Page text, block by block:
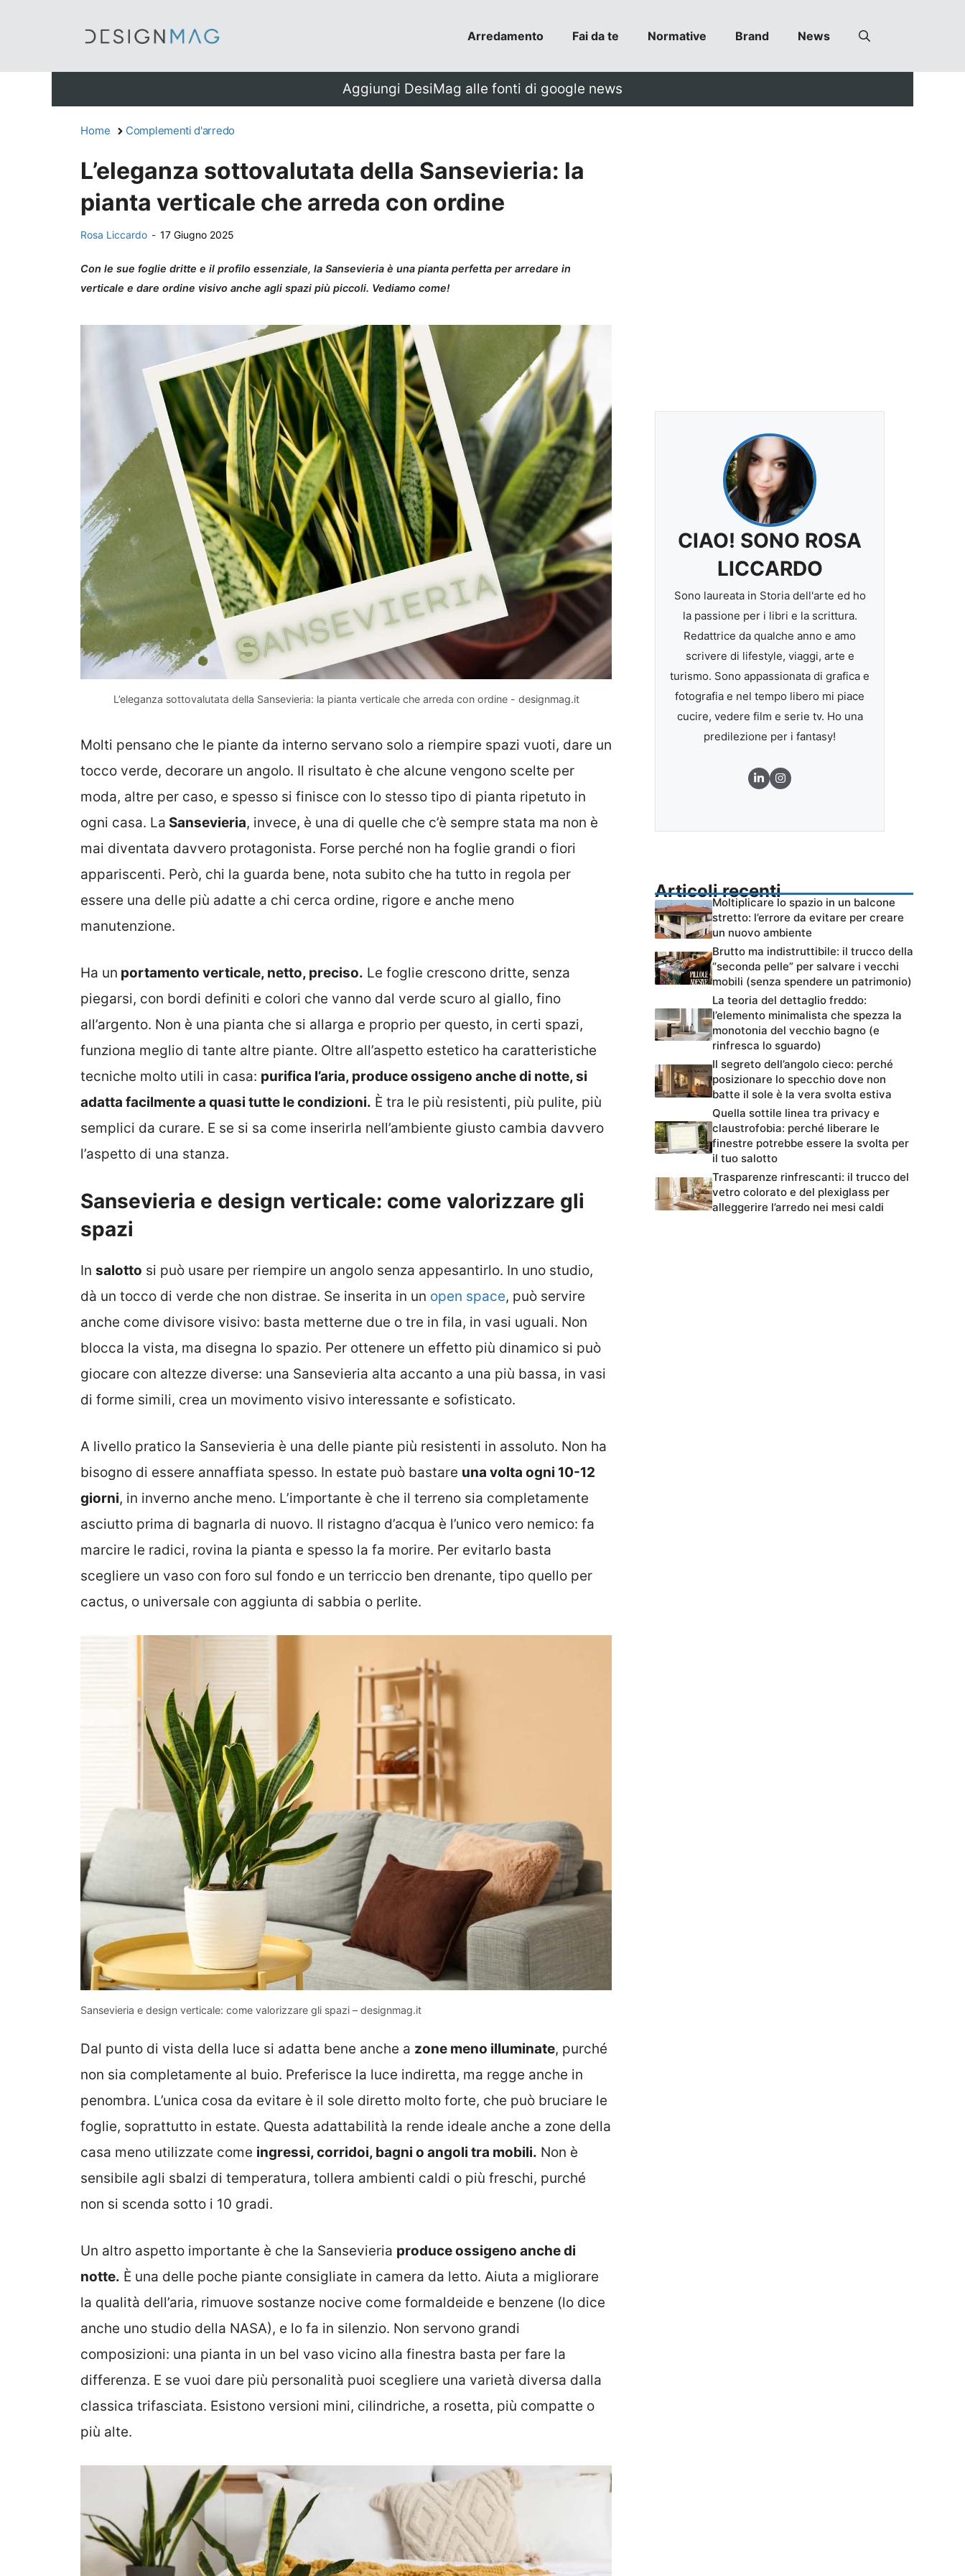
Arredamento Fai da te Normative Brand News
Aggiungi DesiMag alle fonti di google news
Home Complementi d'arredo
L’eleganza sottovalutata della Sansevieria: la
pianta verticale che arreda con ordine
Rosa Liccardo - 17 Giugno 2025
Con le sue foglie dritte e il profilo essenziale, la Sansevieria è una pianta perfetta per arredare in
verticale e dare ordine visivo anche agli spazi più piccoli. Vediamo come!
L’eleganza sottovalutata della Sansevieria: la pianta verticale che arreda con ordine - designmag.it
Molti pensano che le piante da interno servano solo a riempire spazi vuoti, dare un
tocco verde, decorare un angolo. Il risultato è che alcune vengono scelte per
moda, altre per caso, e spesso si finisce con lo stesso tipo di pianta ripetuto in
ogni casa. La Sansevieria, invece, è una di quelle che c’è sempre stata ma non è
mai diventata davvero protagonista. Forse perché non ha foglie grandi o fiori
appariscenti. Però, chi la guarda bene, nota subito che ha tutto in regola per
essere una delle più adatte a chi cerca ordine, rigore e anche meno
manutenzione.
Ha un portamento verticale, netto, preciso. Le foglie crescono dritte, senza
piegarsi, con bordi definiti e colori che vanno dal verde scuro al giallo, fino
all’argento. Non è una pianta che si allarga e proprio per questo, in certi spazi,
funziona meglio di tante altre piante. Oltre all’aspetto estetico ha caratteristiche
tecniche molto utili in casa: purifica l’aria, produce ossigeno anche di notte, si
adatta facilmente a quasi tutte le condizioni. È tra le più resistenti, più pulite, più
semplici da curare. E se si sa come inserirla nell’ambiente giusto cambia davvero
l’aspetto di una stanza.
Sansevieria e design verticale: come valorizzare gli
spazi
In salotto si può usare per riempire un angolo senza appesantirlo. In uno studio,
dà un tocco di verde che non distrae. Se inserita in un open space, può servire
anche come divisore visivo: basta metterne due o tre in fila, in vasi uguali. Non
blocca la vista, ma disegna lo spazio. Per ottenere un effetto più dinamico si può
giocare con altezze diverse: una Sansevieria alta accanto a una più bassa, in vasi
di forme simili, crea un movimento visivo interessante e sofisticato.
A livello pratico la Sansevieria è una delle piante più resistenti in assoluto. Non ha
bisogno di essere annaffiata spesso. In estate può bastare una volta ogni 10-12
giorni, in inverno anche meno. L’importante è che il terreno sia completamente
asciutto prima di bagnarla di nuovo. Il ristagno d’acqua è l’unico vero nemico: fa
marcire le radici, rovina la pianta e spesso la fa morire. Per evitarlo basta
scegliere un vaso con foro sul fondo e un terriccio ben drenante, tipo quello per
cactus, o universale con aggiunta di sabbia o perlite.
Sansevieria e design verticale: come valorizzare gli spazi – designmag.it
Dal punto di vista della luce si adatta bene anche a zone meno illuminate, purché
non sia completamente al buio. Preferisce la luce indiretta, ma regge anche in
penombra. L’unica cosa da evitare è il sole diretto molto forte, che può bruciare le
foglie, soprattutto in estate. Questa adattabilità la rende ideale anche a zone della
casa meno utilizzate come ingressi, corridoi, bagni o angoli tra mobili. Non è
sensibile agli sbalzi di temperatura, tollera ambienti caldi o più freschi, purché
non si scenda sotto i 10 gradi.
Un altro aspetto importante è che la Sansevieria produce ossigeno anche di
notte. È una delle poche piante consigliate in camera da letto. Aiuta a migliorare
la qualità dell’aria, rimuove sostanze nocive come formaldeide e benzene (lo dice
anche uno studio della NASA), e lo fa in silenzio. Non servono grandi
composizioni: una pianta in un bel vaso vicino alla finestra basta per fare la
differenza. E se vuoi dare più personalità puoi scegliere una varietà diversa dalla
classica trifasciata. Esistono versioni mini, cilindriche, a rosetta, più compatte o
più alte.
CIAO! SONO ROSA
LICCARDO
Sono laureata in Storia dell'arte ed ho
la passione per i libri e la scrittura.
Redattrice da qualche anno e amo
scrivere di lifestyle, viaggi, arte e
turismo. Sono appassionata di grafica e
fotografia e nel tempo libero mi piace
cucire, vedere film e serie tv. Ho una
predilezione per i fantasy!
Articoli recenti
Moltiplicare lo spazio in un balcone
stretto: l’errore da evitare per creare
un nuovo ambiente
Brutto ma indistruttibile: il trucco della
“seconda pelle” per salvare i vecchi
mobili (senza spendere un patrimonio)
La teoria del dettaglio freddo:
l’elemento minimalista che spezza la
monotonia del vecchio bagno (e
rinfresca lo sguardo)
Il segreto dell’angolo cieco: perché
posizionare lo specchio dove non
batte il sole è la vera svolta estiva
Quella sottile linea tra privacy e
claustrofobia: perché liberare le
finestre potrebbe essere la svolta per
il tuo salotto
Trasparenze rinfrescanti: il trucco del
vetro colorato e del plexiglass per
alleggerire l’arredo nei mesi caldi